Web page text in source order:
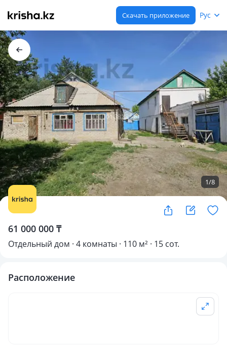
Скачать приложение Рус
1/8
61 000 000 ₸
Отдельный дом · 4 комнаты · 110 м² · 15 сот.
Расположение